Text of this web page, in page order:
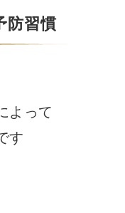
防習慣
よって
す